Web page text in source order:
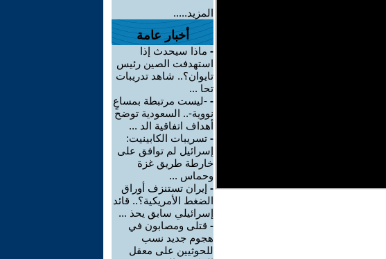
المزيد.....
أخبار عامة
- ماذا سيحدث إذا
استهدفت الصين رئيس
تايوان؟.. شاهد تدريبات
تحا ...
- -ليست مرتبطة بمساعٍ
نووية-.. السعودية توضح
أهداف اتفاقية الد ...
- تسريبات الكابينيت:
إسرائيل لم توافق على
خارطة طريق غزة
وحماس ...
- إيران تستنزف أوراق
الضغط الأمريكية؟.. قائد
إسرائيلي سابق يحذ ...
- قتلى ومصابون في
هجوم جديد نسب
للحوثيين على معقل